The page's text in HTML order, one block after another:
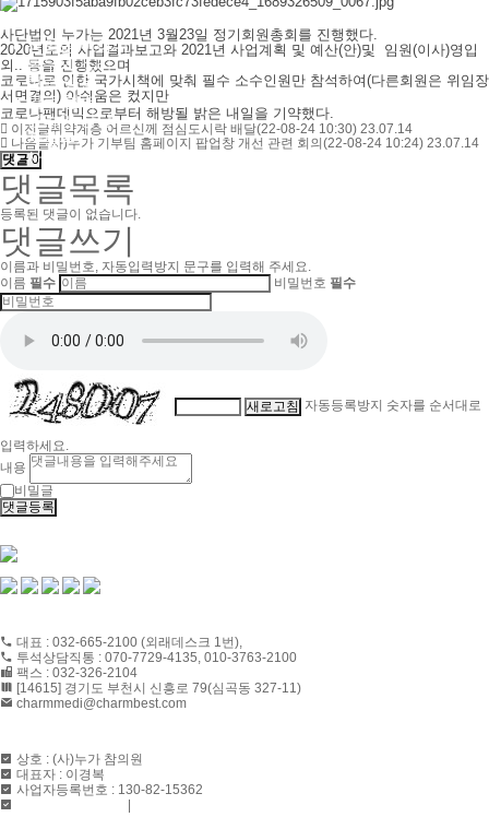
● 참의원 이야기
● 환우의 소리
● 협력 병원
● 의료 협력
● 온라인 상담
● 자필후기
● 사회복지실
사단법인 누가는 2021년 3월23일 정기회원총회를 진행했다.
2020년도의 사업결과보고와 2021년 사업계획 및 예산(안)및 임원(이사)영입
외.. 등을 진행했으며
코로나로 인한 국가시책에 맞춰 필수 소수인원만 참석하여(다른회원은 위임장
서면결의) 아쉬움은 컸지만
코로나팬데믹으로부터 해방될 밝은 내일을 기약했다.
이전글취약계층 어르신께 점심도시락 배달(22-08-24 10:30) 23.07.14
다음글사)누가 기부팀 홈페이지 팝업창 개선 관련 회의(22-08-24 10:24) 23.07.14
댓글 0
댓글목록
등록된 댓글이 없습니다.
댓글쓰기
이름과 비밀번호, 자동입력방지 문구를 입력해 주세요.
이름 필수 비밀번호 필수
새로고침 자동등록방지 숫자를 순서대로
입력하세요.
내용
비밀글
댓글등록
대표 : 032-665-2100 (외래데스크 1번),
투석상담직통 : 070-7729-4135, 010-3763-2100
팩스 : 032-326-2104
[14615] 경기도 부천시 신흥로 79(심곡동 327-11)
charmmedi@charmbest.com
상호 : (사)누가 참의원
대표자 : 이경복
사업자등록번호 : 130-82-15362